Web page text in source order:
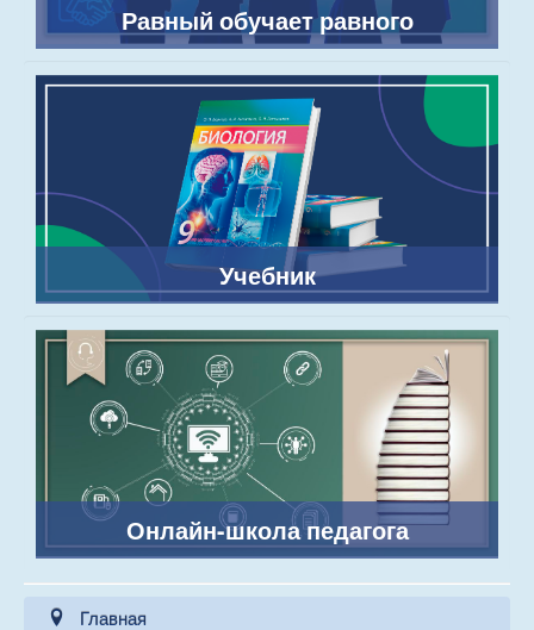
Равный обучает равного
Учебник
Онлайн-школа педагога
Главная